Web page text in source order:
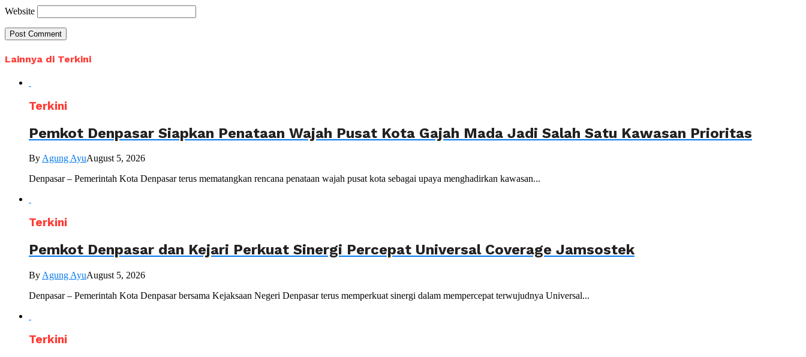
Website
Lainnya di Terkini
Terkini
Pemkot Denpasar Siapkan Penataan Wajah Pusat Kota Gajah Mada Jadi Salah Satu Kawasan Prioritas
ByAgung AyuAugust 5, 2026
Denpasar – Pemerintah Kota Denpasar terus mematangkan rencana penataan wajah pusat kota sebagai upaya menghadirkan kawasan...
Terkini
Pemkot Denpasar dan Kejari Perkuat Sinergi Percepat Universal Coverage Jamsostek
By Agung AyuAugust 5, 2026
Denpasar – Pemerintah Kota Denpasar bersama Kejaksaan Negeri Denpasar terus memperkuat sinergi dalam mempercepat terwujudnya Universal...
Terkini